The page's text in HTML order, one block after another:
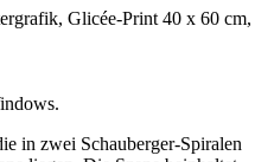
Glicée-Print 40 x 60 cm,
in zwei Schauberger-Spiralen